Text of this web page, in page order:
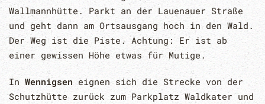
Wallmannhütte. Parkt an der Lauenauer Straße
und geht dann am Ortsausgang hoch in den Wald.
Der Weg ist die Piste. Achtung: Er ist ab
einer gewissen Höhe etwas für Mutige.
In Wennigsen eignen sich die Strecke von der
Schutzhütte zurück zum Parkplatz Waldkater und